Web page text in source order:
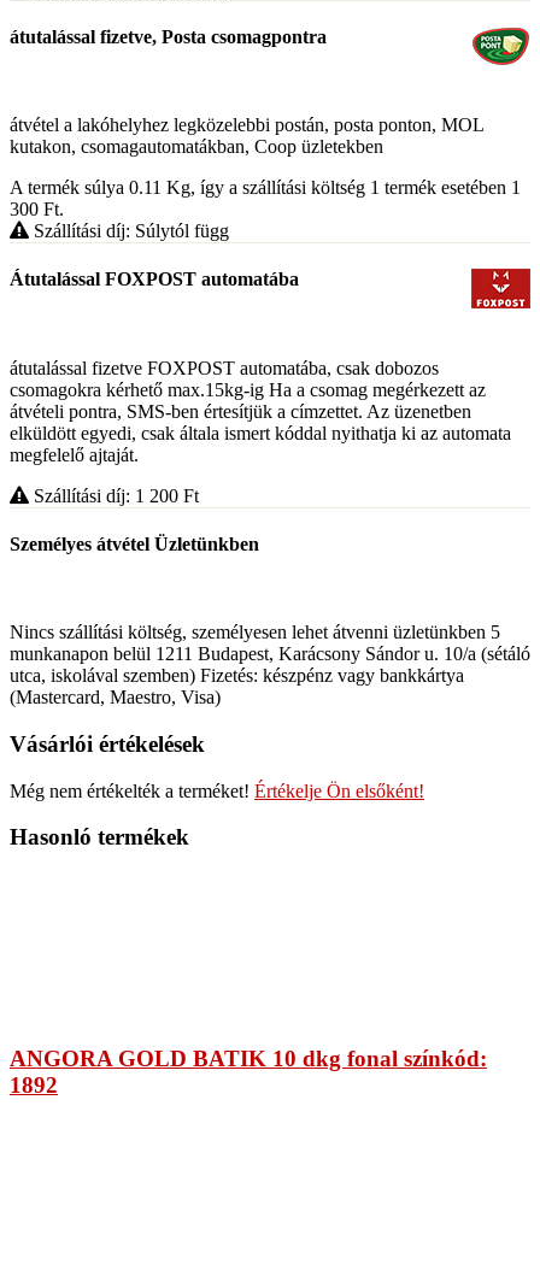
átutalással fizetve, Posta csomagpontra
átvétel a lakóhelyhez legközelebbi postán, posta ponton, MOL
kutakon, csomagautomatákban, Coop üzletekben
A termék súlya 0.11 Kg, így a szállítási költség 1 termék esetében 1
300 Ft.
Szállítási díj: Súlytól függ
Átutalással FOXPOST automatába
átutalással fizetve FOXPOST automatába, csak dobozos
csomagokra kérhető max.15kg-ig Ha a csomag megérkezett az
átvételi pontra, SMS-ben értesítjük a címzettet. Az üzenetben
elküldött egyedi, csak általa ismert kóddal nyithatja ki az automata
megfelelő ajtaját.
Szállítási díj: 1 200 Ft
Személyes átvétel Üzletünkben
Nincs szállítási költség, személyesen lehet átvenni üzletünkben 5
munkanapon belül 1211 Budapest, Karácsony Sándor u. 10/a (sétáló
utca, iskolával szemben) Fizetés: készpénz vagy bankkártya
(Mastercard, Maestro, Visa)
Vásárlói értékelések
Még nem értékelték a terméket! Értékelje Ön elsőként!
Hasonló termékek
ANGORA GOLD BATIK 10 dkg fonal színkód:
1892